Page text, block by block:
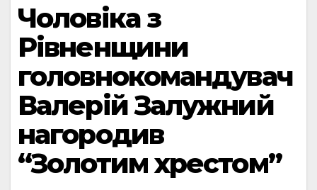
Чоловіка з
Рівненщини
головнокомандувач
Валерій Залужний
нагородив
“Золотим хрестом”